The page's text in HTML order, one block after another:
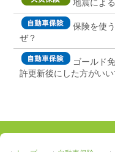
地震によ
保険を使
ぜ？
ゴールド
許更新後にした方がいい